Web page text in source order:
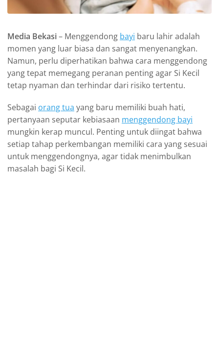
Media Bekasi– Menggendong bayi baru lahir adalah
momen yang luar biasa dan sangat menyenangkan.
Namun, perlu diperhatikan bahwa cara menggendong
yang tepat memegang peranan penting agar Si Kecil
tetap nyaman dan terhindar dari risiko tertentu.
Sebagai orang tua yang baru memiliki buah hati,
pertanyaan seputar kebiasaan menggendong bayi
mungkin kerap muncul. Penting untuk diingat bahwa
setiap tahap perkembangan memiliki cara yang sesuai
untuk menggendongnya, agar tidak menimbulkan
masalah bagi Si Kecil.